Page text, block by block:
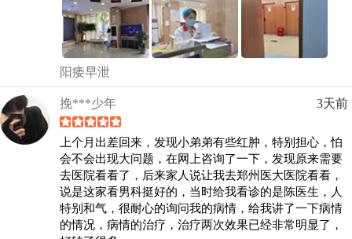
阳痿早泄
挽***少年 3天前
上个月出差回来，发现小弟弟有些红肿，特别担心，怕
会不会出现大问题，在网上咨询了一下，发现原来需要
去医院看看了，后来家人说让我去郑州医大医院看看，
说是这家看男科挺好的，当时给我看诊的是陈医生，人
特别和气，很耐心的询问我的病情，给我讲了一下病情
的情况，病情的治疗，治疗两次效果已经非常明显了，